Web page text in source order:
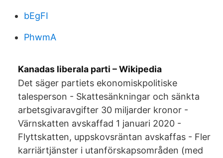
bEgFI
PhwmA
Kanadas liberala parti – Wikipedia
Det säger partiets ekonomiskpolitiske
talesperson - Skattesänkningar och sänkta
arbetsgivaravgifter 30 miljarder kronor -
Värnskatten avskaffad 1 januari 2020 -
Flyttskatten, uppskovsräntan avskaffas - Fler
karriärtjänster i utanförskapsområden (med